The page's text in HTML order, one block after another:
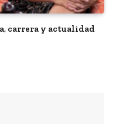
carrera y actualidad